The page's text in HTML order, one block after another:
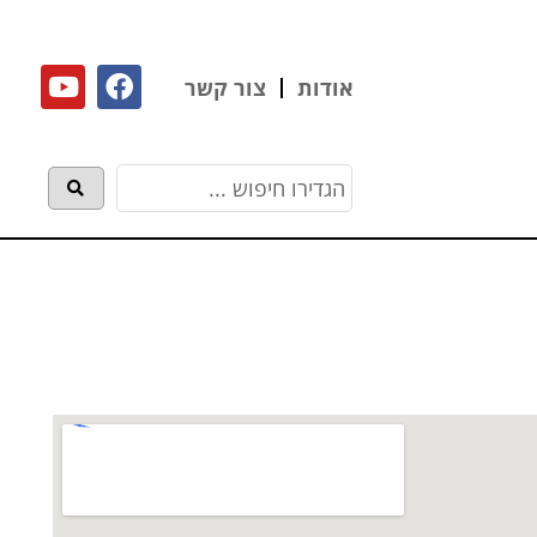
אודות צור קשר